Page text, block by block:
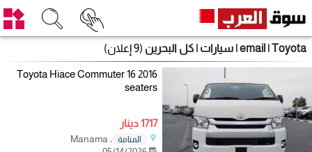
email | Toyota | سيارات | كل البحرين (9 إعلان)
2016 Toyota Hiace Commuter 16
seaters
1717 دينار
المنامة
، Manama